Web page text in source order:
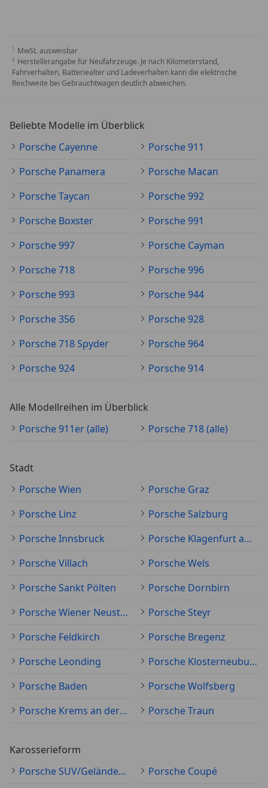
MwSt. ausweisbar
Herstellerangabe für Neufahrzeuge. Je nach Kilometerstand,
Fahrverhalten, Batteriealter und Ladeverhalten kann die elektrische
Reichweite bei Gebrauchtwagen deutlich abweichen.
Beliebte Modelle im Überblick
Porsche Cayenne
Porsche 911
Porsche Panamera
Porsche Macan
Porsche Taycan
Porsche 992
Porsche Boxster
Porsche 991
Porsche 997
Porsche Cayman
Porsche 718
Porsche 996
Porsche 993
Porsche 944
Porsche 356
Porsche 928
Porsche 718 Spyder
Porsche 964
Porsche 924
Porsche 914
Alle Modellreihen im Überblick
Porsche 911er (alle)
Porsche 718 (alle)
Stadt
Porsche Wien
Porsche Graz
Porsche Linz
Porsche Salzburg
Porsche Innsbruck
Porsche Klagenfurt am Wörthersee
Porsche Villach
Porsche Wels
Porsche Sankt Pölten
Porsche Dornbirn
Porsche Wiener Neustadt
Porsche Steyr
Porsche Feldkirch
Porsche Bregenz
Porsche Leonding
Porsche Klosterneuburg
Porsche Baden
Porsche Wolfsberg
Porsche Krems an der Donau
Porsche Traun
Karosserieform
Porsche SUV/Geländewagen/Pickup
Porsche Coupé